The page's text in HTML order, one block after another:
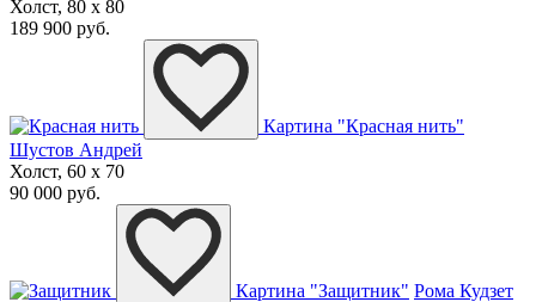
Холст, 80 x 80
189 900 руб.
Картина "Красная нить"
Шустов Андрей
Холст, 60 x 70
90 000 руб.
Картина "Защитник" Рома Кудзет